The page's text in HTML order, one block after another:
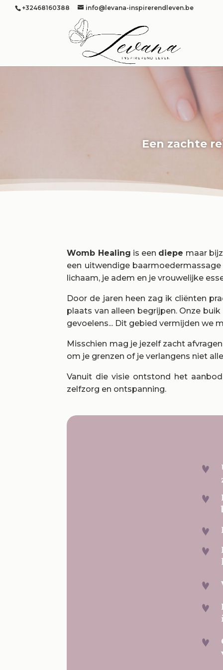
+32468160388 info@levana-inspirerendleven.be
Een zachte
Womb Healing is een diepe maar
een uitwendige
lichaam, je adem en je vrouwelijke
Door de jaren heen zag ik cliënten
plaats van alleen begrijpen. Onze
gevoelens... Dit gebied vermijden we
Misschien mag je jezelf zacht
om je grenzen of je verlangens niet
Vanuit die visie ontstond het
zelfzorg en ontspanning.